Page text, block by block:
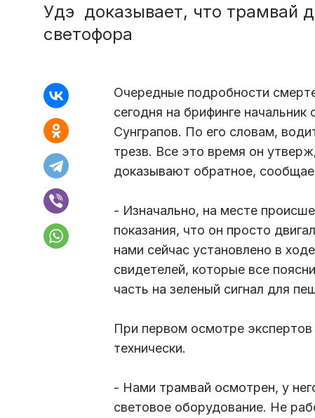
Удэ доказывает, что трамвай
светофора
Очередные подробности
сегодня на брифинге
Сунграпов. По его словам,
трезв. Все это время он
доказывают обратное,
- Изначально, на месте
показания, что он просто
нами сейчас установлено в
свидетелей, которые все
часть на зеленый сигнал для
При первом осмотре
технически.
- Нами трамвай осмотрен, у
световое оборудование. Не